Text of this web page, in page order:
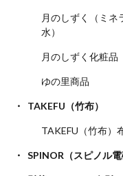
月のしずく（ミネ
水）
月のしずく化粧品
ゆの里商品
TAKEFU（竹布）
TAKEFU（竹布）
SPINOR（スピノル電